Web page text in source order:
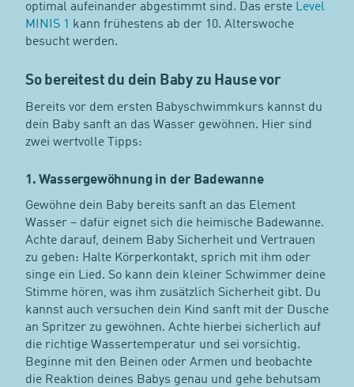
optimal aufeinander abgestimmt sind. Das erste Level
MINIS 1 kann frühestens ab der 10. Alterswoche
besucht werden.
So bereitest du dein Baby zu Hause vor
Bereits vor dem ersten Babyschwimmkurs kannst du
dein Baby sanft an das Wasser gewöhnen. Hier sind
zwei wertvolle Tipps:
1. Wassergewöhnung in der Badewanne
Gewöhne dein Baby bereits sanft an das Element
Wasser – dafür eignet sich die heimische Badewanne.
Achte darauf, deinem Baby Sicherheit und Vertrauen
zu geben: Halte Körperkontakt, sprich mit ihm oder
singe ein Lied. So kann dein kleiner Schwimmer deine
Stimme hören, was ihm zusätzlich Sicherheit gibt. Du
kannst auch versuchen dein Kind sanft mit der Dusche
an Spritzer zu gewöhnen. Achte hierbei sicherlich auf
die richtige Wassertemperatur und sei vorsichtig.
Beginne mit den Beinen oder Armen und beobachte
die Reaktion deines Babys genau und gehe behutsam